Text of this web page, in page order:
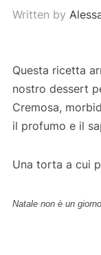
Written by
Questa ricetta
nostro dessert
Cremosa,
il profumo e il
Una torta a cui
Natale non è un